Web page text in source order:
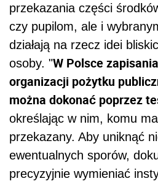
przekazania części
czy pupilom, ale i
działają na rzecz idei
osoby. "W Polsce
organizacji pożytku
można dokonać poprzez
określając w nim, komu
przekazany. Aby uniknąć
ewentualnych sporów,
precyzyjnie wymieniać